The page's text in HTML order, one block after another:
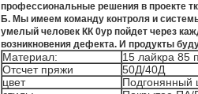
профессиональные решения в проекте
Б. Мы имеем команду контроля и
умелый человек КК 0ур пойдет через
возникновения дефекта. И продукты
Материал:
15 лайкра 85
Отсчет пряжи
50Д/40Д
цвет
Подгонянный